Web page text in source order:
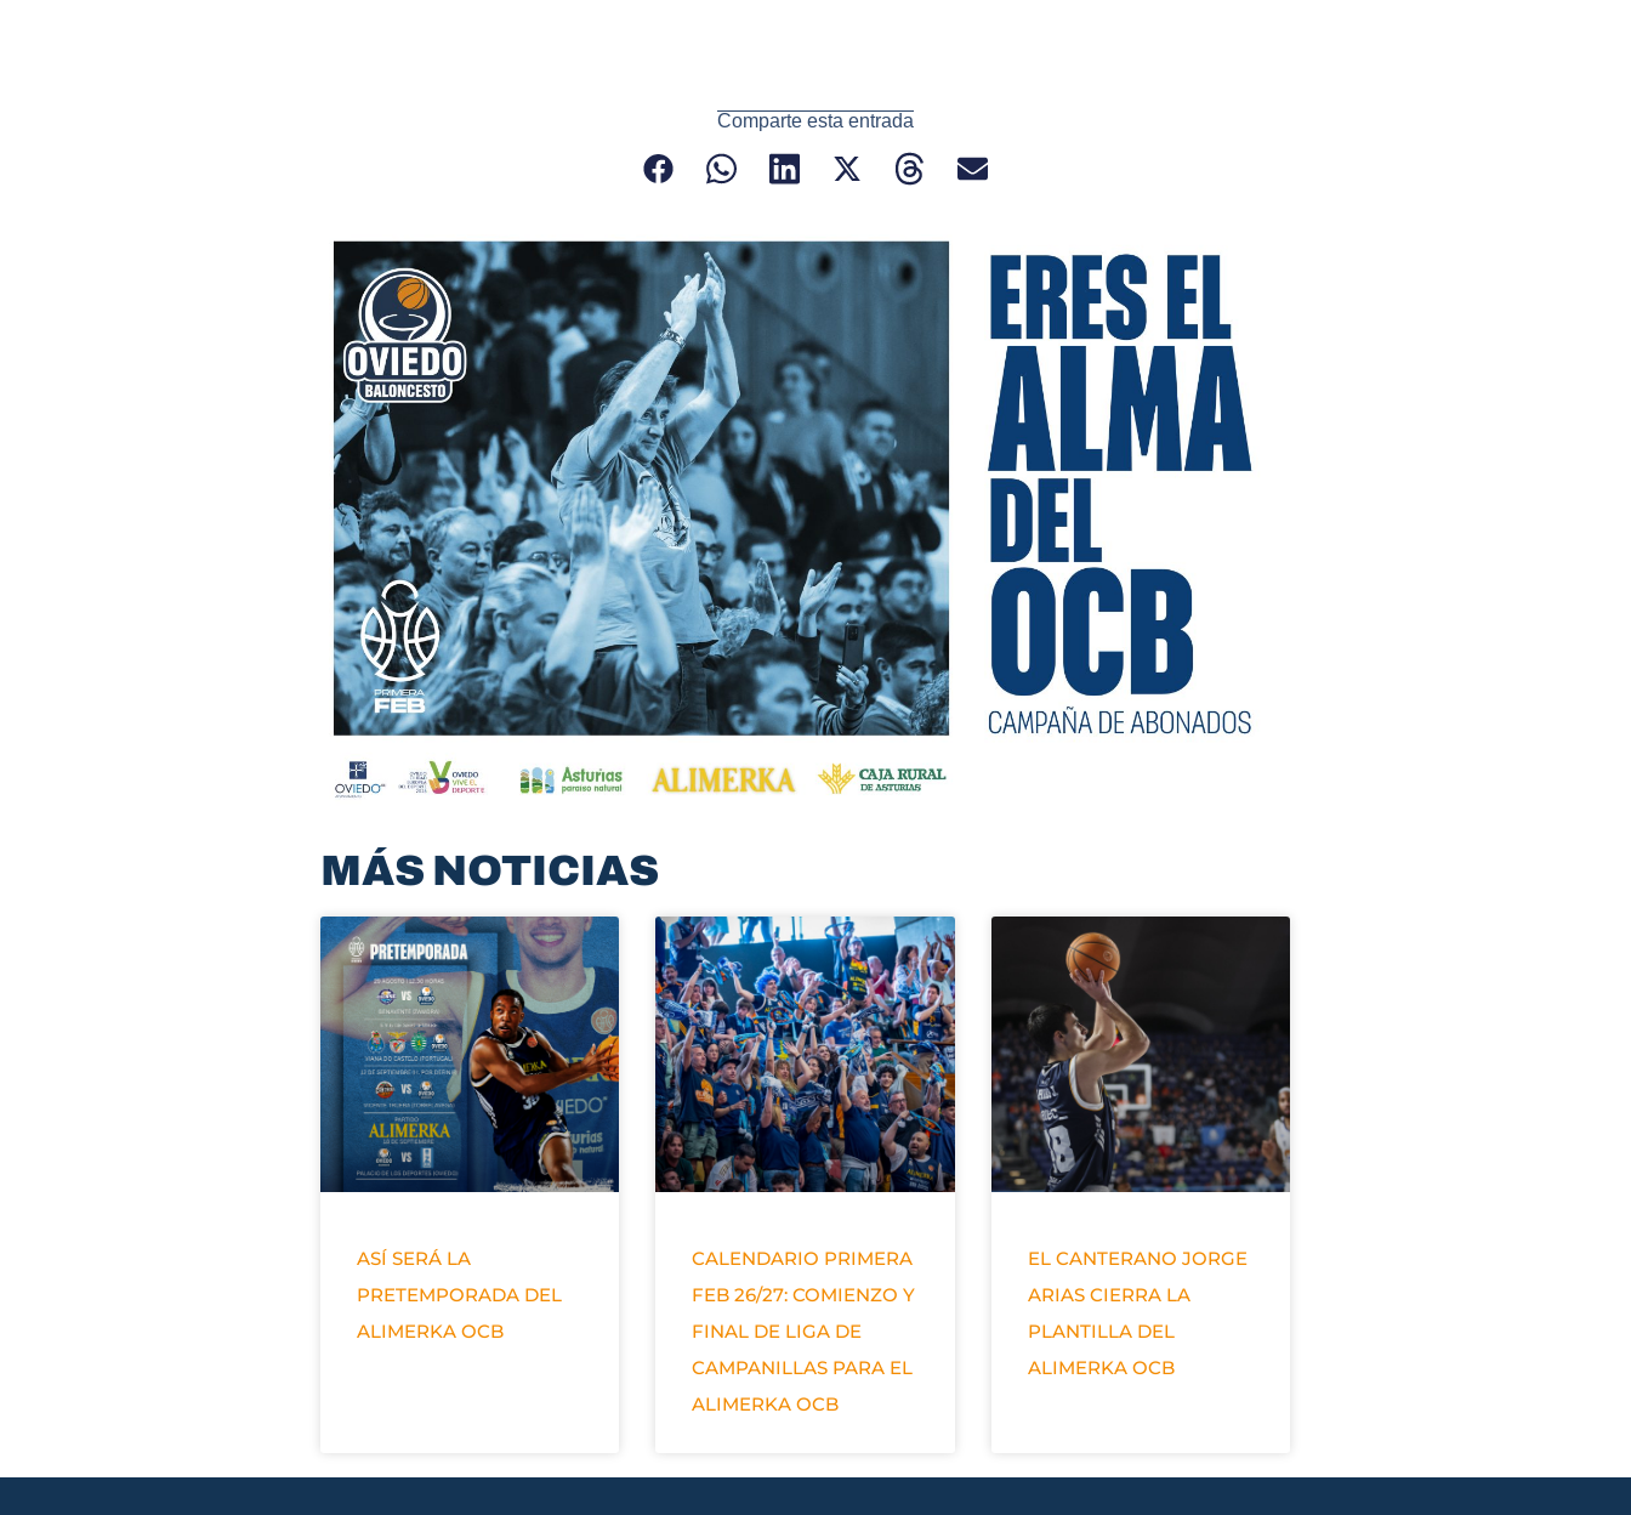
Comparte esta entrada
MÁS NOTICIAS
ASÍ SERÁ LA
PRETEMPORADA DEL
ALIMERKA OCB
CALENDARIO PRIMERA
FEB 26/27: COMIENZO Y
FINAL DE LIGA DE
CAMPANILLAS PARA EL
ALIMERKA OCB
EL CANTERANO JORGE
ARIAS CIERRA LA
PLANTILLA DEL
ALIMERKA OCB